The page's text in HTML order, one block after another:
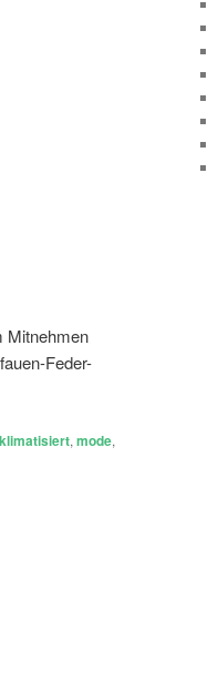
Mitnehmen
Feder-
klimatisiert, mode,